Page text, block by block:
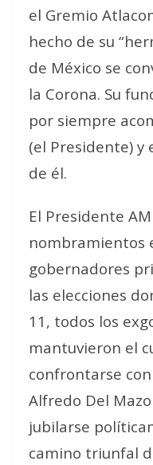
el Gremio
hecho de su
de México se
la Corona. Su
por siempre
(el Presidente) y
de él.
El Presidente
nombramientos
gobernadores
las elecciones
11, todos los
mantuvieron el
confrontarse
Alfredo Del
jubilarse
camino triunfal